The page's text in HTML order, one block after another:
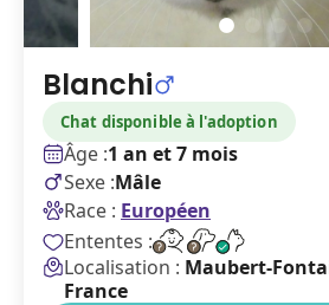
Blanchi
Chat disponible à l'adoption
Âge :1 an et 7 mois
Sexe :Mâle
Race : Européen
Ententes :
Localisation : Maubert-
France